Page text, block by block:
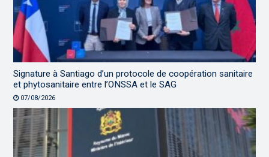
Signature à Santiago d’un protocole de coopération sanitaire
et phytosanitaire entre l’ONSSA et le SAG
07/08/2026